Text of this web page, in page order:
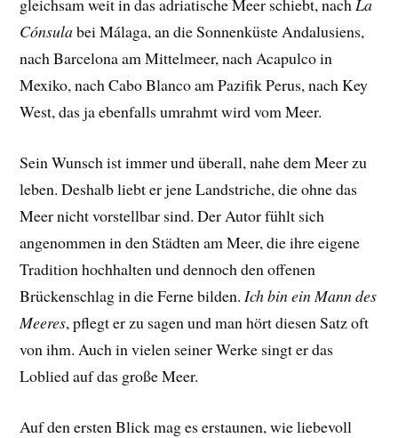
gleichsam weit in das adriatische Meer schiebt, nachLa
Cónsulabei Málaga, an die Sonnenküste Andalusiens,
nach Barcelona am Mittelmeer, nach Acapulco in
Mexiko, nach Cabo Blanco am Pazifik Perus, nach Key
West, das ja ebenfalls umrahmt wird vom Meer.
Sein Wunsch ist immer und überall, nahe dem Meer zu
leben. Deshalb liebt er jene Landstriche, die ohne das
Meer nicht vorstellbar sind. Der Autor fühlt sich
angenommen in den Städten am Meer, die ihre eigene
Tradition hochhalten und dennoch den offenen
Brückenschlag in die Ferne bilden.Ich bin ein Mann des
Meeres, pflegt er zu sagen und man hört diesen Satz oft
von ihm. Auch in vielen seiner Werke singt er das
Loblied auf das große Meer.
Auf den ersten Blick mag es erstaunen, wie liebevoll